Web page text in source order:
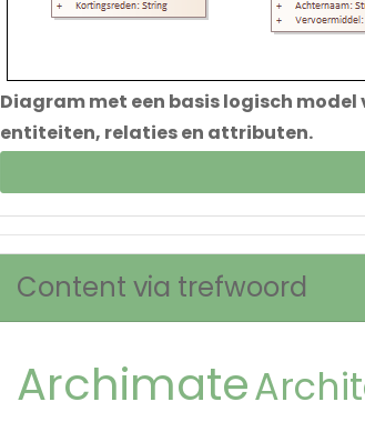
Diagram met een basis logisch
entiteiten, relaties en attributen.
Content via trefwoord
Archimate